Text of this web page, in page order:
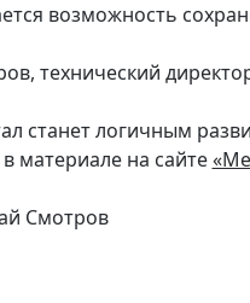
возможность
технический
станет логичным
материале на сайте
Смотров